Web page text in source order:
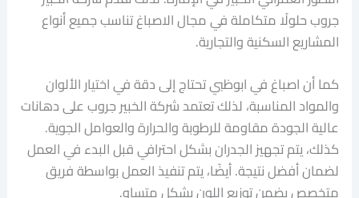
جروب حلولًا متكاملة في مجال الاصباغ تناسب جميع أنواع
المشاريع السكنية والتجارية.
كما أن اصباغ في ابوظبي تحتاج إلى دقة في اختيار الألوان
والمواد المناسبة، لذلك تعتمد شركة الخبير جروب على دهانات
عالية الجودة مقاومة للرطوبة والحرارة والعوامل الجوية.
كذلك، يتم تجهيز الجدران بشكل احترافي قبل البدء في العمل
لضمان أفضل نتيجة. أيضًا، يتم تنفيذ العمل بواسطة فريق
متخصص يضمن توزيع اللون بشكل متساوٍ.